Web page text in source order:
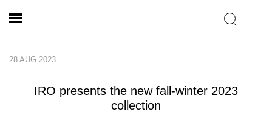
28 AUG 2023
IRO presents the new fall-winter 2023
collection